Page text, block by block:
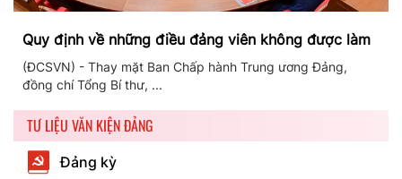
Quy định về những điều đảng viên không được làm
(ĐCSVN) - Thay mặt Ban Chấp hành Trung ương Đảng,
đồng chí Tổng Bí thư, ...
TƯ LIỆU VĂN KIỆN ĐẢNG
Đảng kỳ